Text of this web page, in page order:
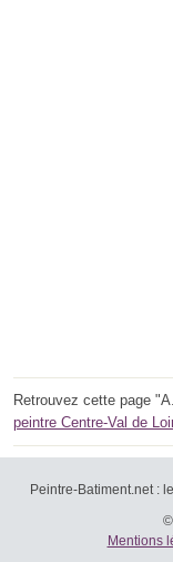
Retrouvez cette page
peintre Centre-Val de
Peintre-Batiment.net :
Mentions